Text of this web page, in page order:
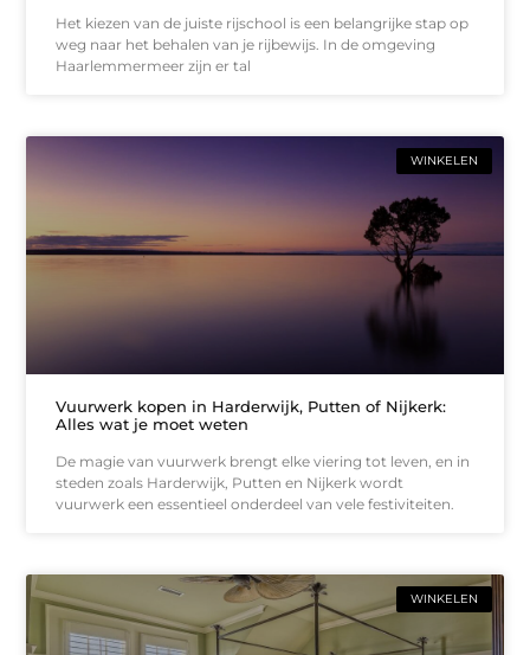
Het kiezen van de juiste rijschool is een belangrijke stap op
weg naar het behalen van je rijbewijs. In de omgeving
Haarlemmermeer zijn er tal
WINKELEN
Vuurwerk kopen in Harderwijk, Putten of Nijkerk:
Alles wat je moet weten
De magie van vuurwerk brengt elke viering tot leven, en in
steden zoals Harderwijk, Putten en Nijkerk wordt
vuurwerk een essentieel onderdeel van vele festiviteiten.
WINKELEN